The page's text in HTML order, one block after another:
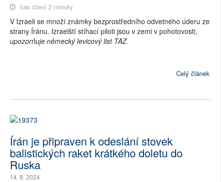
čas čtení 2 minuty
V Izraeli se množí známky bezprostředního odvetného úderu ze
strany Íránu. Izraelští stíhací piloti jsou v zemi v pohotovosti,
upozorňuje německý levicový list TAZ.
Celý článek
Írán je připraven k odeslání stovek
balistických raket krátkého doletu do
Ruska
14. 8. 2024